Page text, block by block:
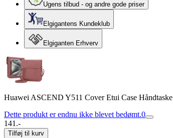
Ugens tilbud - og andre gode priser
Elgigantens Kundeklub
Elgiganten Erhverv
Huawei ASCEND Y511 Cover Etui Case Håndtaske
Dette produkt er endnu ikke blevet bedømt.0
141.-
Tilføj til kurv